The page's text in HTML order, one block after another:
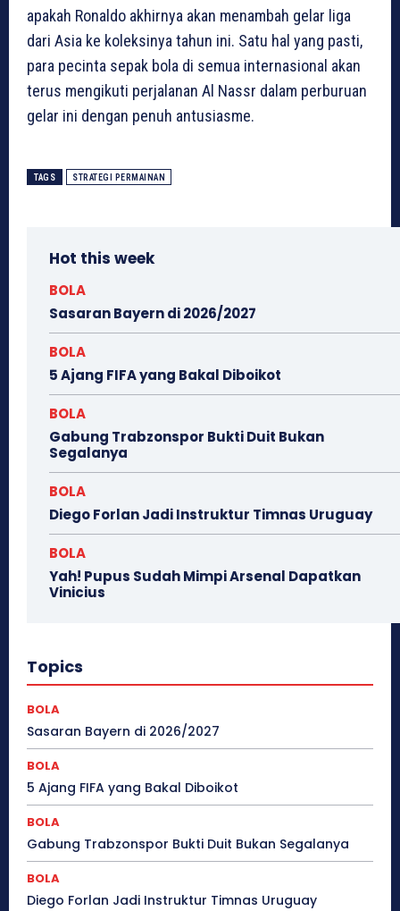
apakah Ronaldo akhirnya akan menambah gelar liga
dari Asia ke koleksinya tahun ini. Satu hal yang pasti,
para pecinta sepak bola di semua internasional akan
terus mengikuti perjalanan Al Nassr dalam perburuan
gelar ini dengan penuh antusiasme.
TAGS STRATEGI PERMAINAN
Hot this week
BOLA
Sasaran Bayern di 2026/2027
BOLA
5 Ajang FIFA yang Bakal Diboikot
BOLA
Gabung Trabzonspor Bukti Duit Bukan
Segalanya
BOLA
Diego Forlan Jadi Instruktur Timnas Uruguay
BOLA
Yah! Pupus Sudah Mimpi Arsenal Dapatkan
Vinicius
Topics
BOLA
Sasaran Bayern di 2026/2027
BOLA
5 Ajang FIFA yang Bakal Diboikot
BOLA
Gabung Trabzonspor Bukti Duit Bukan Segalanya
BOLA
Diego Forlan Jadi Instruktur Timnas Uruguay